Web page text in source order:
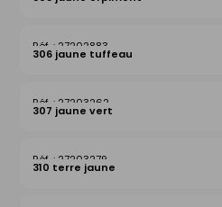
27202883
306 jaune tuffeau
27203262
307 jaune vert
27203279
310 terre jaune